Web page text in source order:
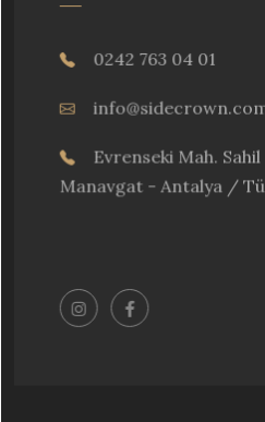
0242 763 04 01
Evrenseki Mah.
Manavgat - Antalya /